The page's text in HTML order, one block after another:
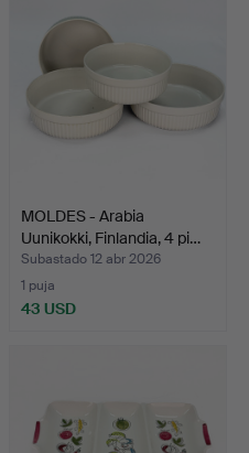
MOLDES - Arabia
Uunikokki, Finlandia, 4 pi…
Subastado 12 abr 2026
1 puja
43 USD